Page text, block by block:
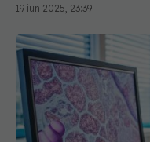
19 iun 2025, 23:39